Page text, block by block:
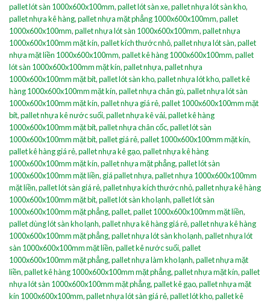
pallet lót sàn 1000x600x100mm,pallet lót sàn xe,pallet nhựa lót sàn kho,
pallet nhựa kê hàng,pallet nhựa mặt phẳng 1000x600x100mm,pallet
1000x600x100mm,pallet nhựa lót sàn 1000x600x100mm,pallet nhựa
1000x600x100mm mặt kín,pallet kích thước nhỏ,pallet nhựa lót sàn,pallet
nhựa mặt liền 1000x600x100mm,pallet kê hàng 1000x600x100mm,pallet
lót sàn 1000x600x100mm mặt kín,pallet nhựa,pallet nhựa
1000x600x100mm mặt bít,pallet lót sàn kho,pallet nhựa lót kho,pallet kê
hàng 1000x600x100mm mặt kín,pallet nhựa chân gù,pallet nhựa lót sàn
1000x600x100mm mặt kín,pallet nhựa giá rẻ,pallet 1000x600x100mm mặt
bít,pallet nhựa kê nước suối,pallet nhựa kê vải,pallet kê hàng
1000x600x100mm mặt bít,pallet nhựa chân cốc,pallet lót sàn
1000x600x100mm mặt bít,pallet giá rẻ,pallet 1000x600x100mm mặt kín,
pallet kê hàng giá rẻ,pallet nhựa kê gạo,pallet nhựa kê hàng
1000x600x100mm mặt kín,pallet nhựa mặt phẳng,pallet lót sàn
1000x600x100mm mặt liền, giá pallet nhựa,pallet nhựa 1000x600x100mm
mặt liền,pallet lót sàn giá rẻ,pallet nhựa kích thước nhỏ,pallet nhựa kê hàng
1000x600x100mm mặt bít,pallet lót sàn kho lạnh,pallet lót sàn
1000x600x100mm mặt phẳng,pallet,pallet 1000x600x100mm mặt liền,
pallet dùng lót sàn kho lạnh,pallet nhựa kê hàng giá rẻ,pallet nhựa kê hàng
1000x600x100mm mặt phẳng,pallet nhựa lót sàn kho lạnh,pallet nhựa lót
sàn 1000x600x100mm mặt liền,pallet kê nước suối,pallet
1000x600x100mm mặt phẳng,pallet nhựa làm kho lạnh,pallet nhựa mặt
liền,pallet kê hàng 1000x600x100mm mặt phẳng,pallet nhựa mặt kín,pallet
nhựa lót sàn 1000x600x100mm mặt phẳng,pallet kê gạo,pallet nhựa mặt
kín 1000x600x100mm,pallet nhựa lót sàn giá rẻ,pallet lót kho,pallet kê